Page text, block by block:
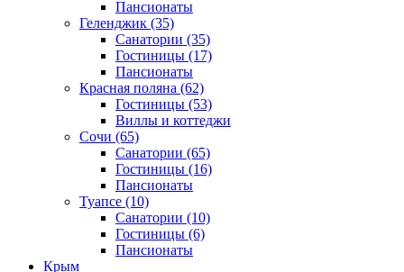
Пансионаты
Геленджик (35)
Санатории (35)
Гостиницы (17)
Пансионаты
Красная поляна (62)
Гостиницы (53)
Виллы и коттеджи
Сочи (65)
Санатории (65)
Гостиницы (16)
Пансионаты
Туапсе (10)
Санатории (10)
Гостиницы (6)
Пансионаты
Крым